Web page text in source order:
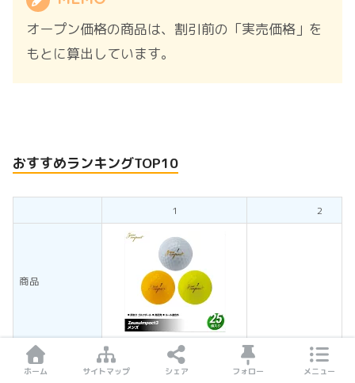
オープン価格の商品は、割引前の「実売価格」を
もとに算出しています。
おすすめランキングTOP10
1 2
商品
商品名
ZeusImpact3
訳あり
PHYZ
（ファイズ）
ホーム サイトマップ シェア フォロー メニュー